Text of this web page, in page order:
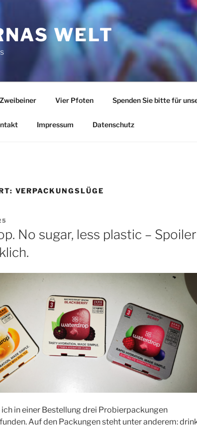
WELT
Zweibeiner Vier Pfoten Spenden Sie bitte für
Impressum Datenschutz
VERPACKUNGSLÜGE
No sugar, less plastic –
in einer Bestellung drei Probierpackungen
Auf den Packungen steht unter anderem: